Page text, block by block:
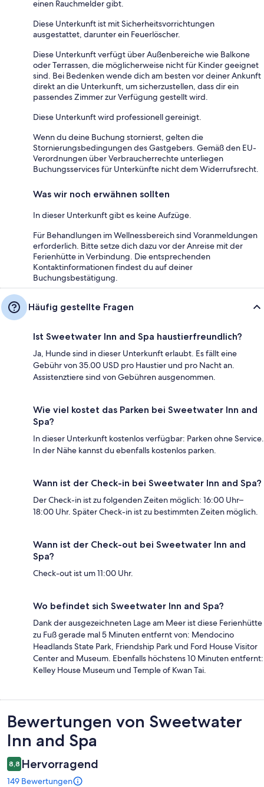
einen Rauchmelder gibt.
Diese Unterkunft ist mit Sicherheitsvorrichtungen
ausgestattet, darunter ein Feuerlöscher.
Diese Unterkunft verfügt über Außenbereiche wie Balkone
oder Terrassen, die möglicherweise nicht für Kinder geeignet
sind. Bei Bedenken wende dich am besten vor deiner Ankunft
direkt an die Unterkunft, um sicherzustellen, dass dir ein
passendes Zimmer zur Verfügung gestellt wird.
Diese Unterkunft wird professionell gereinigt.
Wenn du deine Buchung stornierst, gelten die
Stornierungsbedingungen des Gastgebers. Gemäß den EU-
Verordnungen über Verbraucherrechte unterliegen
Buchungsservices für Unterkünfte nicht dem Widerrufsrecht.
Was wir noch erwähnen sollten
In dieser Unterkunft gibt es keine Aufzüge.
Für Behandlungen im Wellnessbereich sind Voranmeldungen
erforderlich. Bitte setze dich dazu vor der Anreise mit der
Ferienhütte in Verbindung. Die entsprechenden
Kontaktinformationen findest du auf deiner
Buchungsbestätigung.
Häufig gestellte Fragen
Ist Sweetwater Inn and Spa haustierfreundlich?
Ja, Hunde sind in dieser Unterkunft erlaubt. Es fällt eine
Gebühr von 35.00 USD pro Haustier und pro Nacht an.
Assistenztiere sind von Gebühren ausgenommen.
Wie viel kostet das Parken bei Sweetwater Inn and
Spa?
In dieser Unterkunft kostenlos verfügbar: Parken ohne Service.
In der Nähe kannst du ebenfalls kostenlos parken.
Wann ist der Check-in bei Sweetwater Inn and Spa?
Der Check-in ist zu folgenden Zeiten möglich: 16:00 Uhr–
18:00 Uhr. Später Check-in ist zu bestimmten Zeiten möglich.
Wann ist der Check-out bei Sweetwater Inn and
Spa?
Check-out ist um 11:00 Uhr.
Wo befindet sich Sweetwater Inn and Spa?
Dank der ausgezeichneten Lage am Meer ist diese Ferienhütte
zu Fuß gerade mal 5 Minuten entfernt von: Mendocino
Headlands State Park, Friendship Park und Ford House Visitor
Center and Museum. Ebenfalls höchstens 10 Minuten entfernt:
Kelley House Museum und Temple of Kwan Tai.
Bewertungen
Bewertungen von Sweetwater
Inn and Spa
8,8 Hervorragend
149 Bewertungen